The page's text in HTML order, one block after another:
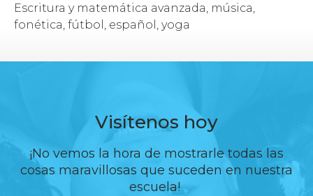
Escritura y matemática avanzada, música,
fonética, fútbol, español, yoga
Visítenos hoy
¡No vemos la hora de mostrarle todas las
cosas maravillosas que suceden en nuestra
escuela!